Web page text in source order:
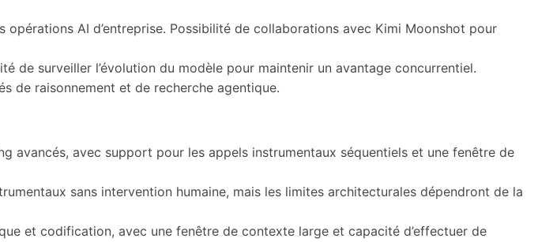
AI d’entreprise. Possibilité de collaborations avec Kimi Moonshot pour
de surveiller l’évolution du modèle pour maintenir un avantage concurrentiel.
de raisonnement et de recherche agentique.
avancés, avec support pour les appels instrumentaux séquentiels et une fenêtre de
sans intervention humaine, mais les limites architecturales dépendront de la
et codification, avec une fenêtre de contexte large et capacité d’effectuer de